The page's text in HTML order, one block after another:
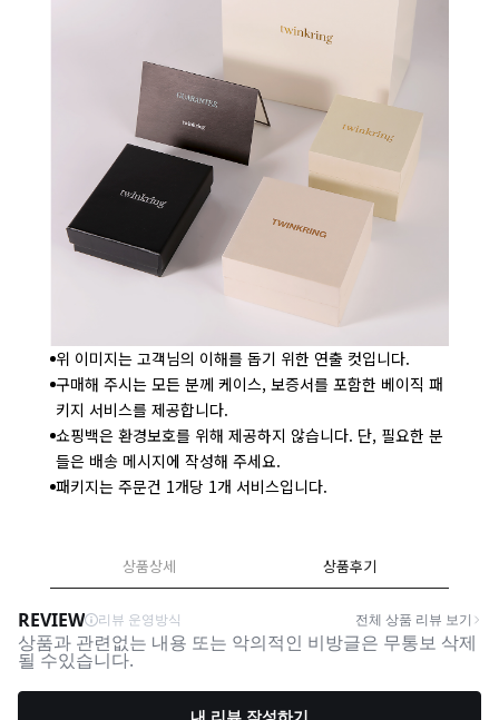
위 이미지는 고객님의 이해를 돕기 위한 연출 컷입니다.
구매해 주시는 모든 분께 케이스, 보증서를 포함한 베이직 패
키지 서비스를 제공합니다.
쇼핑백은 환경보호를 위해 제공하지 않습니다. 단, 필요한 분
들은 배송 메시지에 작성해 주세요.
패키지는 주문건 1개당 1개 서비스입니다.
상품상세 상품후기